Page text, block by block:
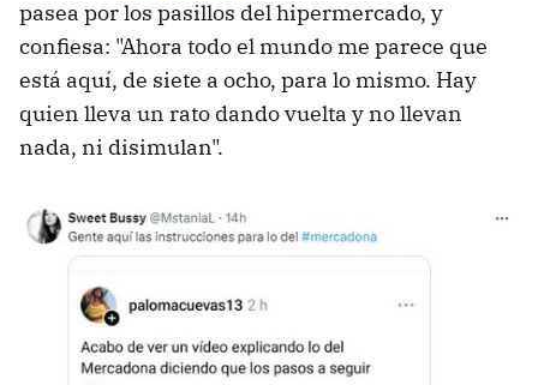
pasea por los pasillos del hipermercado, y
confiesa: "Ahora todo el mundo me parece que
está aquí, de siete a ocho, para lo mismo. Hay
quien lleva un rato dando vuelta y no llevan
nada, ni disimulan".